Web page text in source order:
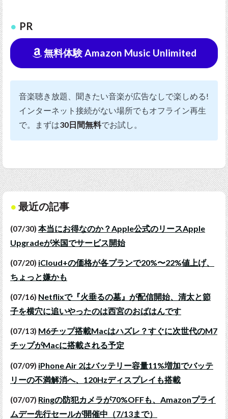
PR
無料体験 Amazon Music Unlimited
音楽聴き放題、聞きたい音楽が広告なしで楽しめる!
インターネット接続がない場所でもオフライン再生
で。まずは30日間無料でお試し。
最近の記事
(07/30) 本当にお得なのか？Apple公式のリースApple
Upgradeが米国でサービス開始
(07/20) iCloud+の価格が各プランで20%〜22%値上げ、
ちょっと嫌かも
(07/16) Netflixで『火垂るの墓』が配信開始、清太と節
子を横穴に追いやったのは西宮のおばはんです
(07/13) M6チップ搭載Macはハズレ？すぐに次世代のM7
チップがMacに搭載される予定
(07/09) iPhone Air 2はバッテリー容量11%増加でバッテ
リーの不満解消へ、120Hzディスプレイも搭載
(07/07) Ringの防犯カメラが70%OFFも、Amazonプライ
ムデー先行セールが開催中（7/13まで）